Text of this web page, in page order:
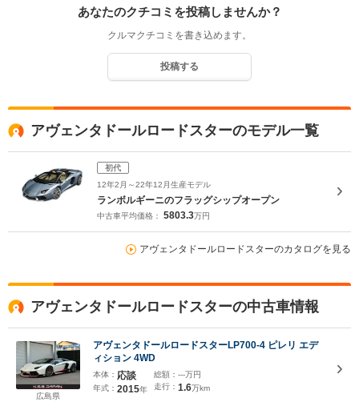
あなたのクチコミを投稿しませんか？
クルマクチコミを書き込めます。
投稿する
アヴェンタドールロードスターのモデル一覧
初代
12年2月～22年12月生産モデル
ランボルギーニのフラッグシップオープン
中古車平均価格： 5803.3万円
アヴェンタドールロードスターのカタログを見る
アヴェンタドールロードスターの中古車情報
広島県
アヴェンタドールロードスターLP700-4 ピレリ エデ
ィション 4WD
本体： 応談
年式： 2015年
総額： ---万円
走行： 1.6万km